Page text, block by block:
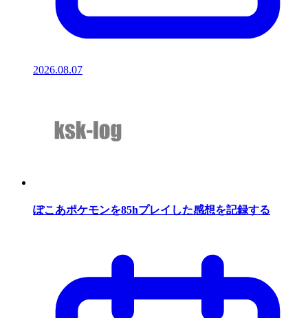
2026.08.07
ぽこあポケモンを85hプレイした感想を記録する